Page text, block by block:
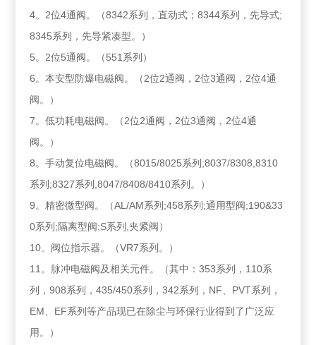
4。2位4通阀。（8342系列，直动式；8344系列，先导式;
8345系列，先导紧凑型。）
5。2位5通阀。（551系列）
6。本安型防爆电磁阀。（2位2通阀，2位3通阀，2位4通
阀。）
7。低功耗电磁阀。（2位2通阀，2位3通阀，2位4通
阀。）
8。手动复位电磁阀。（8015/8025系列;8037/8308,8310
系列;8327系列,8047/8408/8410系列。）
9。精密微型阀。（AL/AM系列;458系列;通用型阀;190&33
0系列;隔离型阀;S系列,夹紧阀）
10。阀位指示器。（VR7系列。）
11。脉冲电磁阀及相关元件。（其中：353系列，110系
列，908系列，435/450系列，342系列，NF、PVT系列，
EM、EF系列等产品现已在除尘与环保行业得到了广泛应
用。）